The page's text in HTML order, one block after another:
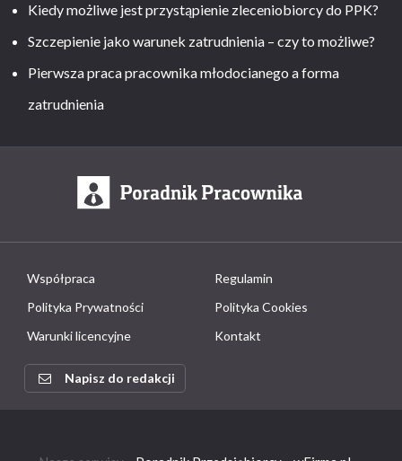
Kiedy możliwe jest przystąpienie zleceniobiorcy do PPK?
Szczepienie jako warunek zatrudnienia – czy to możliwe?
Pierwsza praca pracownika młodocianego a forma
zatrudnienia
Współpraca
Regulamin
Polityka Prywatności
Polityka Cookies
Warunki licencyjne
Kontakt
Napisz do redakcji